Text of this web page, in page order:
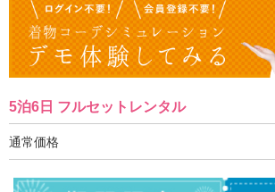
5泊6日 フルセットレンタル
通常価格